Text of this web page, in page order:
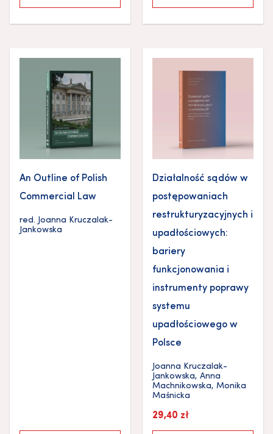
An Outline of Polish
Commercial Law
red. Joanna Kruczalak-
Jankowska
Działalność sądów w
postępowaniach
restrukturyzacyjnych i
upadłościowych:
bariery
funkcjonowania i
instrumenty poprawy
systemu
upadłościowego w
Polsce
Joanna Kruczalak-
Jankowska, Anna
Machnikowska, Monika
Maśnicka
29,40 zł